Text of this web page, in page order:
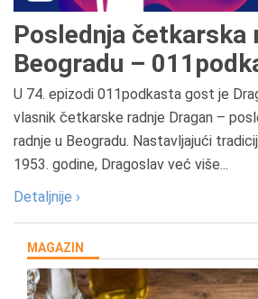
Poslednja četkarska
Beogradu –
U 74. epizodi 011podkasta gost je
vlasnik četkarske radnje Dragan –
radnje u Beogradu. Nastavljajući
1953. godine, Dragoslav već više...
Detaljnije ›
MAGAZIN